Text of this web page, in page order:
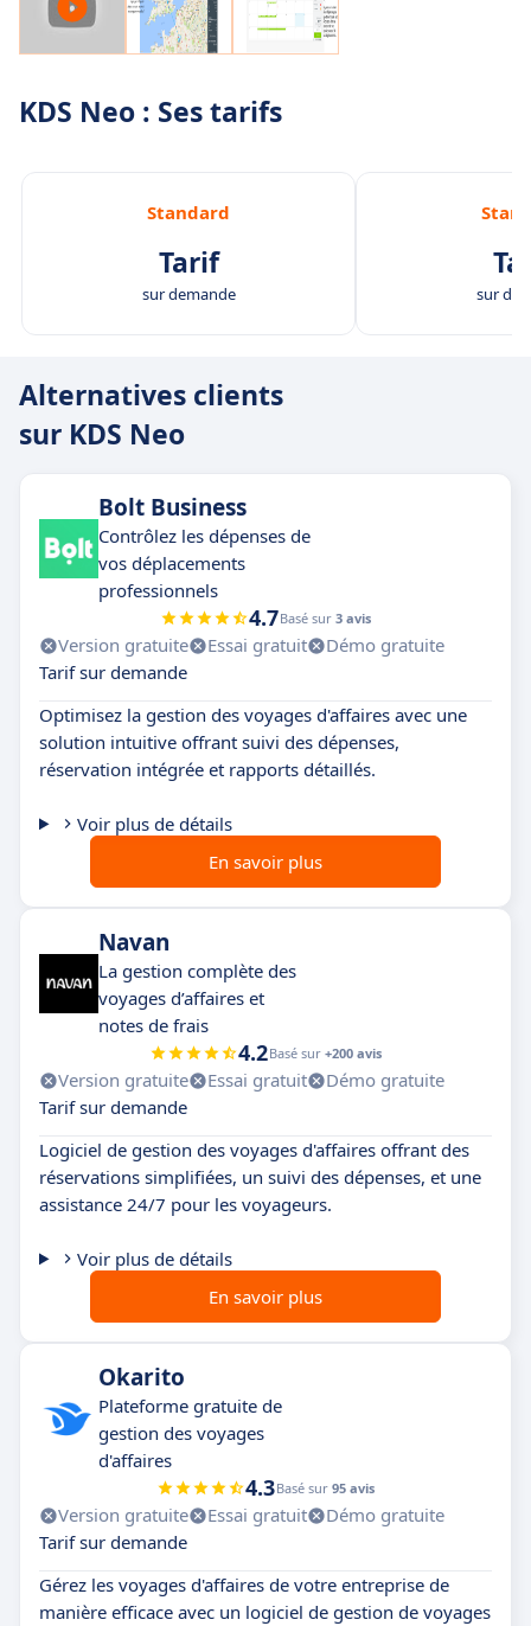
KDS Neo : Ses tarifs
Standard
Tarif
sur demande sur
Alternatives clients
sur KDS Neo
Bolt Business
Contrôlez les dépenses de
vos déplacements
professionnels
4.7Basé sur 3 avis
Version gratuite Essai gratuit
Démo gratuite
Tarif sur demande
Optimisez la gestion des voyages d'affaires avec une
solution intuitive offrant suivi des dépenses,
réservation intégrée et rapports détaillés.
Voir plus de détails
En savoir plus
Navan
La gestion complète des
voyages d’affaires et
notes de frais
4.2Basé sur +200 avis
Version gratuite Essai gratuit
Démo gratuite
Tarif sur demande
Logiciel de gestion des voyages d'affaires offrant des
réservations simplifiées, un suivi des dépenses, et une
assistance 24/7 pour les voyageurs.
Voir plus de détails
En savoir plus
Okarito
Plateforme gratuite de
gestion des voyages
d'affaires
4.3Basé sur 95 avis
Version gratuite Essai gratuit
Démo gratuite
Tarif sur demande
Gérez les voyages d'affaires de votre entreprise de
manière efficace avec un logiciel de gestion de voyages